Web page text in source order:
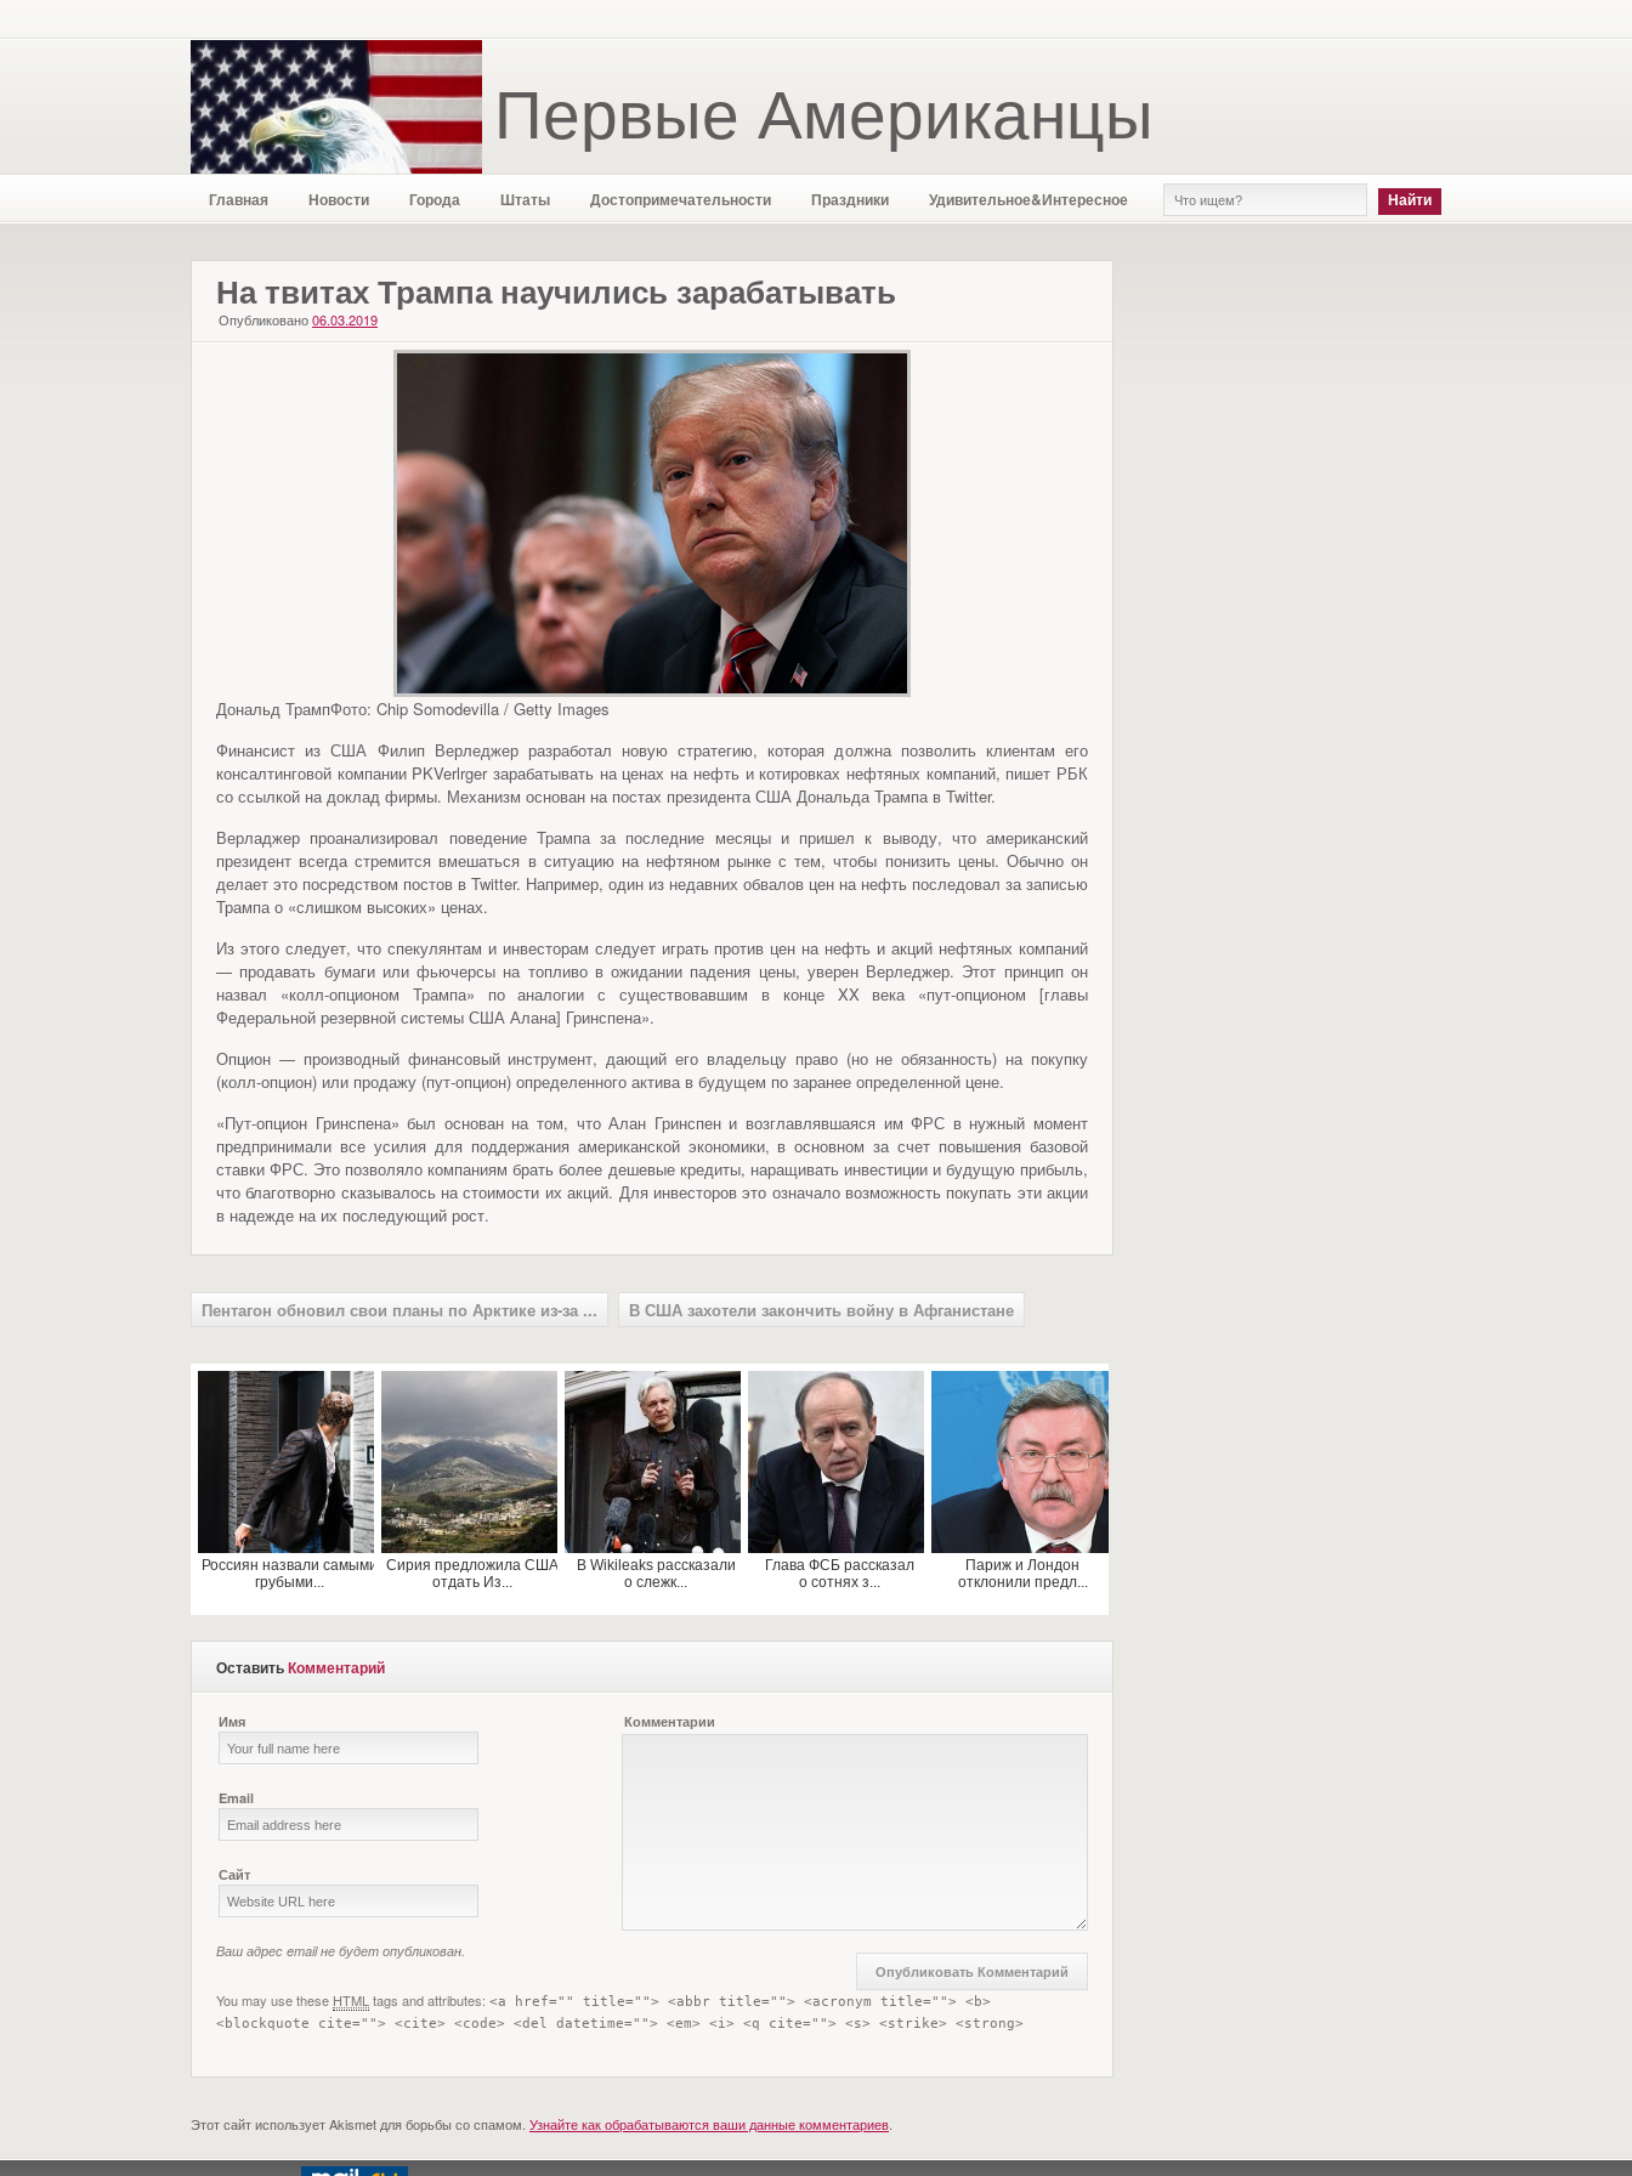
Первые Американцы
Главная Новости Города Штаты Достопримечательности Праздники Удивительное&Интересное
На твитах Трампа научились зарабатывать
Опубликовано06.03.2019
Дональд ТрампФото: Chip Somodevilla / Getty Images
Финансист из США Филип Верледжер разработал новую стратегию, которая должна позволить клиентам его
консалтинговой компании PKVerlrger зарабатывать на ценах на нефть и котировках нефтяных компаний, пишет РБК
со ссылкой на доклад фирмы. Механизм основан на постах президента США Дональда Трампа в Twitter.
Верладжер проанализировал поведение Трампа за последние месяцы и пришел к выводу, что американский
президент всегда стремится вмешаться в ситуацию на нефтяном рынке с тем, чтобы понизить цены. Обычно он
делает это посредством постов в Twitter. Например, один из недавних обвалов цен на нефть последовал за записью
Трампа о «слишком высоких» ценах.
Из этого следует, что спекулянтам и инвесторам следует играть против цен на нефть и акций нефтяных компаний
— продавать бумаги или фьючерсы на топливо в ожидании падения цены, уверен Верледжер. Этот принцип он
назвал «колл-опционом Трампа» по аналогии с существовавшим в конце XX века «пут-опционом [главы
Федеральной резервной системы США Алана] Гринспена».
Опцион — производный финансовый инструмент, дающий его владельцу право (но не обязанность) на покупку
(колл-опцион) или продажу (пут-опцион) определенного актива в будущем по заранее определенной цене.
«Пут-опцион Гринспена» был основан на том, что Алан Гринспен и возглавлявшаяся им ФРС в нужный момент
предпринимали все усилия для поддержания американской экономики, в основном за счет повышения базовой
ставки ФРС. Это позволяло компаниям брать более дешевые кредиты, наращивать инвестиции и будущую прибыль,
что благотворно сказывалось на стоимости их акций. Для инвесторов это означало возможность покупать эти акции
в надежде на их последующий рост.
Пентагон обновил свои планы по Арктике из-за ... В США захотели закончить войну в Афганистане
Россиян назвали самыми
грубыми...
Сирия предложила США
отдать Из...
В Wikileaks рассказали
о слежк...
Глава ФСБ рассказал
о сотнях з...
Париж и Лондон
отклонили предл...
ОставитьКомментарий
Имя
Email
Сайт
Ваш адрес email не будет опубликован.
Комментарии
You may use these HTML tags and attributes: <a href="" title=""> <abbr title=""> <acronym title=""> <b>
<blockquote cite=""> <cite> <code> <del datetime=""> <em> <i> <q cite=""> <s> <strike> <strong>
Этот сайт использует Akismet для борьбы со спамом. Узнайте как обрабатываются ваши данные комментариев